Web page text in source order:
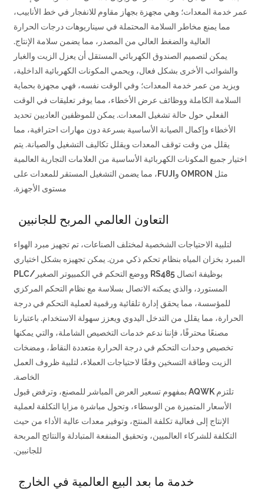
عمر خدمة المعدات؛ وهي مجهزة بجهاز مقاوم للانفجار في خط الأنابيب،
مما يمنع مخاطر السلامة المحتملة في سيناريوهات درجات الحرارة
العالية والضغط العالي من المصدر، مما يضمن سلامة الإنتاج.
يمكن لتصميم الصندوق الكهربائي المستقل أن يعزل الزيت والغبار
والشوائب الأخرى بشكل فعال، ويحمي المكونات الكهربائية الداخلية،
ويزيد من عمر خدمة المعدات؛ وفي الوقت نفسه، فهي مجهزة بحماية
السلامة الكاملة ووظائف عرض الأخطاء، مما يوفر تعليقات في الوقت
الفعلي حول حالة تشغيل المعدات. يمكن للموظفين العاديين تحديد
الأخطاء وإكمال الصيانة الأساسية بسرعة دون مهارات احترافية، مما
يقلل من وقت توقف المعدات ويقلل تكاليف التشغيل والصيانة. يتم
اختيار جميع المكونات الكهربائية الأساسية من العلامات التجارية العالمية
مثل OMRON وFUJI، مما يضمن التشغيل المستقر للمعدات على
مستوى الأجهزة.
التعاون العالمي المربح للجانبين
لتلبية الاحتياجات الشخصية لمختلف الصناعات، تم تجهيز مبرد الهواء
المبرد بخزان المياه بنظام تحكم ذكي مرن. يمكن تجهيزه بشكل اختياري
بوظيفة اتصال RS485 ووضع التحكم في الكمبيوتر الصغير/PLC
المستورد، والذي يمكنه الاتصال بسلاسة مع نظام التحكم المركزي
للمؤسسة، مما يحقق إدارة تلقائية ورقمية لعملية التحكم في درجة
الحرارة، مما يقلل من التدخل اليدوي ويعزز سهولة الاستخدام. باعتبارنا
مصنعًا محترفًا، فإننا ندعم خدمات التخصيص الشاملة، والتي يمكنها
تخصيص وحدات التحكم في درجة الحرارة متعددة النقاط، ومضخات
الزيت وطاقة التسخين وفقًا لاحتياجات العملاء، لتلبية ظروف العمل
الخاصة.
تلتزم AQWK بمفهوم تسعير العرض المباشر للمصنع، وترفض قبول
الأسعار المتميزة من الوسطاء، وتحول مباشرة مزايا التكلفة لعملية
الإنتاج إلى فعالية تكلفة المنتج، وتوفير معدات عالية الأداء من حيث
التكلفة للشركاء العالميين، وتحقيق المنفعة المتبادلة والنتائج المربحة
للجانبين.
خدمة ما بعد البيع العالمية في الخارج